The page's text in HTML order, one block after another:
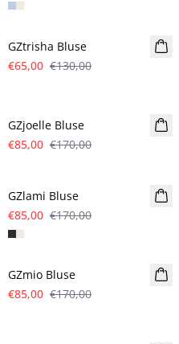
- 50%
GZtrisha Bluse
€65,00 €130,00
GZjoelle Bluse
€85,00 €170,00
GZlami Bluse
€85,00 €170,00
- 50%
GZmio Bluse
€85,00 €170,00